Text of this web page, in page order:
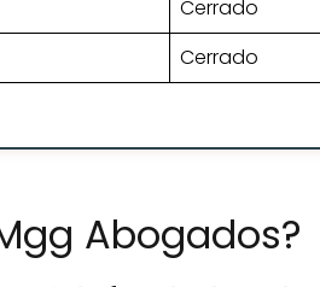
Cerrado
Cerrado
Abogados?